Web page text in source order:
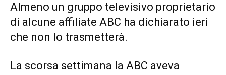
Almeno un gruppo televisivo proprietario
di alcune affiliate ABC ha dichiarato ieri
che non lo trasmetterà.
La scorsa settimana la ABC aveva